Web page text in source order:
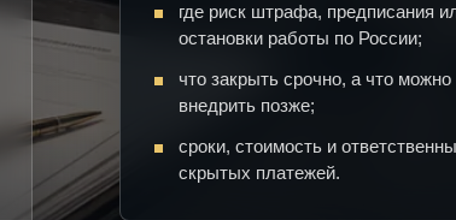
где риск штрафа, предписания
остановки работы по России;
что закрыть срочно, а что можно
внедрить позже;
сроки, стоимость и
скрытых платежей.